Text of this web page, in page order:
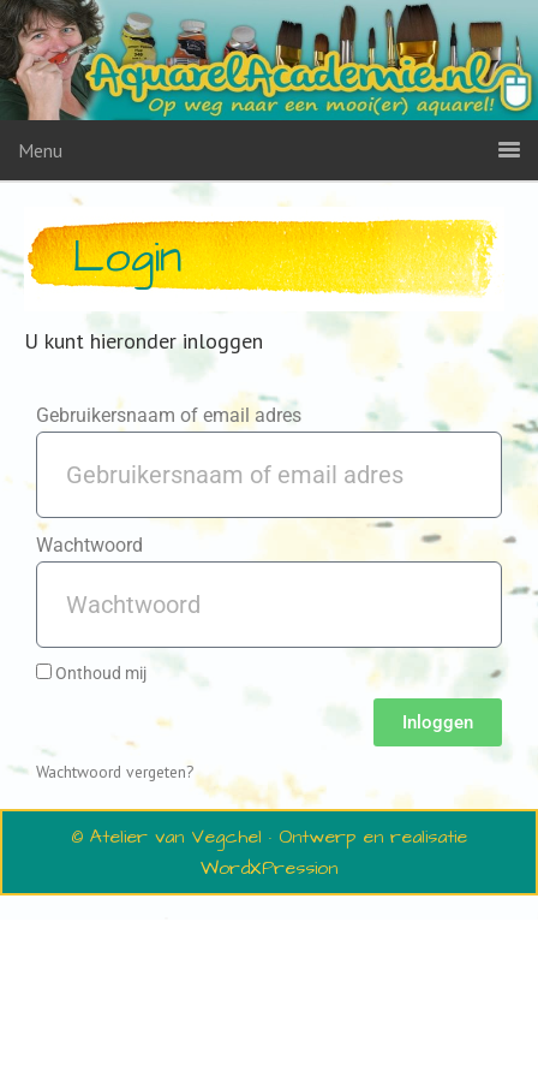
Menu
Login
U kunt hieronder inloggen
Gebruikersnaam of email adres
Wachtwoord
Onthoud mij
Inloggen
Wachtwoord vergeten?
© Atelier van Vegchel · Ontwerp en realisatie
WordXPression